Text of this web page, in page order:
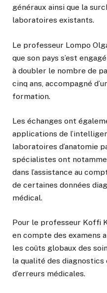
généraux ainsi que la
laboratoires existants.
Le professeur Lompo
que son pays s’est
à doubler le nombre de
cinq ans, accompagné
formation.
Les échanges ont
applications de
laboratoires d’anatomie
spécialistes ont
dans l’assistance au
de certaines données
médical.
Pour le professeur Koffi
en compte des examens
les coûts globaux des
la qualité des
d’erreurs médicales.